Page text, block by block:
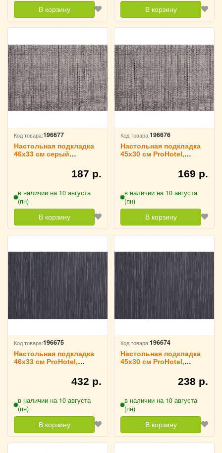
В корзину В корзину
Код товара:196677
Настольная подкладка
46х33 см серый
187 р.
в наличии на 10 августа
(пн)
В корзину
Код товара:196676
Настольная подкладка
45х30 см ProHotel,
169 р.
в наличии на 10 августа
(пн)
В корзину
Код товара:196675
Настольная подкладка
46х33 см ProHotel,
432 р.
в наличии на 10 августа
(пн)
В корзину
Код товара:196674
Настольная подкладка
45х30 см ProHotel,
238 р.
в наличии на 10 августа
(пн)
В корзину